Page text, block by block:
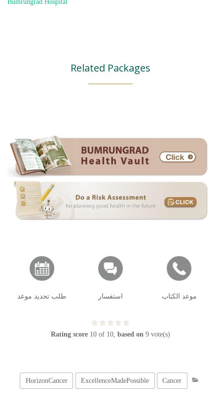
Bumrungrad Hospital
Related Packages
موعد الكتاب استفسار طلب تحديد موعد
Rating score 10 of 10 based on 9 vote(s)
Cancer
ExcellenceMadePossible
HorizonCancer